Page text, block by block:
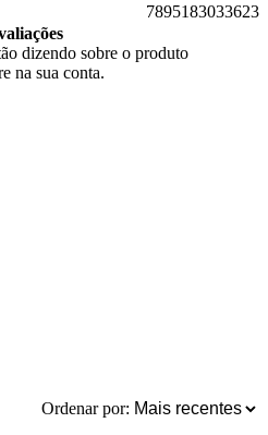
7895183033623
dizendo sobre o produto
na sua conta.
Ordenar por: